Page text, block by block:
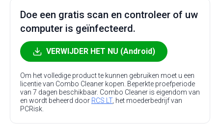
Doe een gratis scan en controleer of uw
computer is geïnfecteerd.
VERWIJDER HET NU (Android)
Om het volledige product te kunnen gebruiken moet u een
licentie van Combo Cleaner kopen. Beperkte proefperiode
van 7 dagen beschikbaar. Combo Cleaner is eigendom van
en wordt beheerd door RCS LT, het moederbedrijf van
PCRisk.